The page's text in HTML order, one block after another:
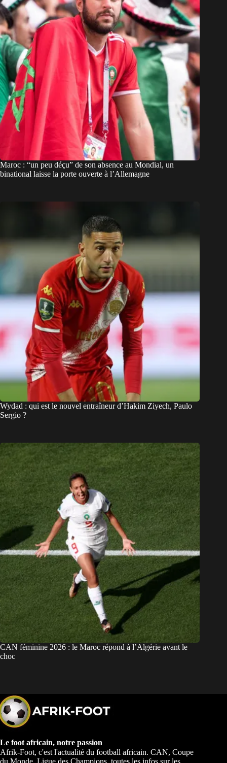
Maroc : “un peu déçu” de son absence au Mondial, un
binational laisse la porte ouverte à l’Allemagne
Wydad : qui est le nouvel entraîneur d’Hakim Ziyech, Paulo
Sergio ?
CAN féminine 2026 : le Maroc répond à l’Algérie avant le
choc
Le foot africain, notre passion
Afrik-Foot, c'est l'actualité du football africain. CAN, Coupe
du Monde, Ligue des Champions, toutes les infos sur les